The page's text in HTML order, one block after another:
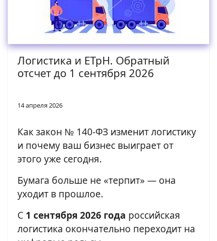
Логистика и ЕТрН. Обратный
отсчет до 1 сентября 2026
14 апреля 2026
Как закон № 140-ФЗ изменит логистику
и почему ваш бизнес выиграет от
этого уже сегодня.
Бумага больше не «терпит» — она
уходит в прошлое.
С 1 сентября 2026 года российская
логистика окончательно переходит на